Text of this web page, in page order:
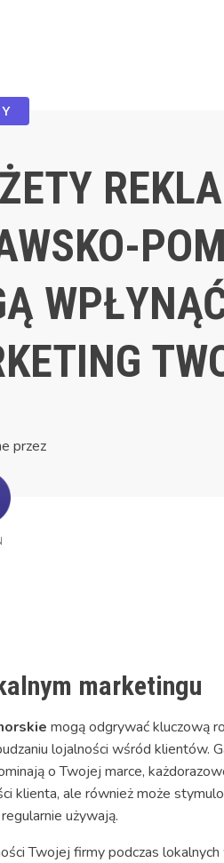
przez
marketingu
mogą odgrywać kluczową
lojalności wśród klientów.
o Twojej marce,
klienta, ale również może
używają.
Twojej firmy podczas